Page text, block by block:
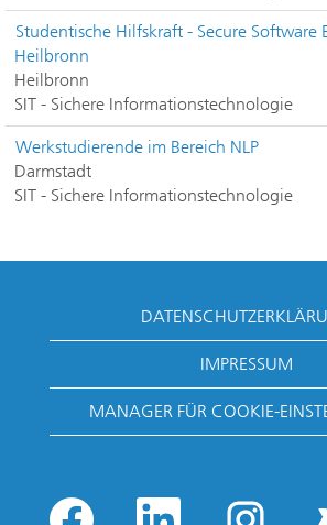
Studentische Hilfskraft - Secure Software
Heilbronn
Heilbronn
SIT - Sichere Informationstechnologie
Werkstudierende im Bereich NLP
Darmstadt
SIT - Sichere Informationstechnologie
IMPRESSUM
MANAGER FÜR COOKIE-
W
W
W